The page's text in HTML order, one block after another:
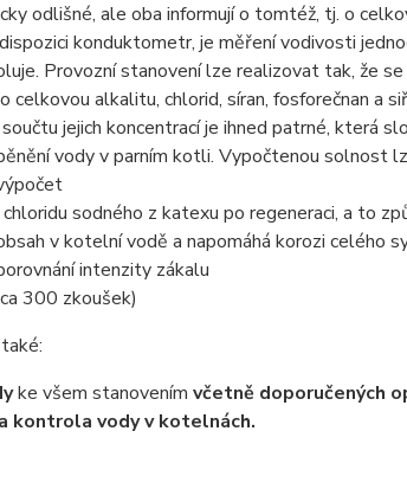
odlišné, ale oba informují o tomtéž, tj. o
konduktometr, je měření vodivosti
Provozní stanovení lze realizovat tak, že
celkovou alkalitu, chlorid, síran, fosforečnan a
jejich koncentrací je ihned patrné, která
vody v parním kotli. Vypočtenou solnost
sodného z katexu po regeneraci, a to
v kotelní vodě a napomáhá korozi celého
intenzity zákalu
300 zkoušek)
ke všem stanovením včetně doporučených
kontrola vody v kotelnách.